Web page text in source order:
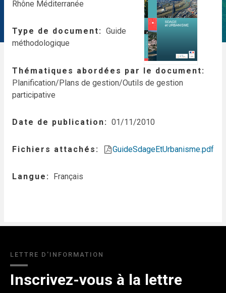
Rhône Méditerranée
Type de document
Guide
méthodologique
Thématiques abordées par le document
Planification/Plans de gestion/Outils de gestion
participative
Date de publication 01/11/2010
Fichiers attachés GuideSdageEtUrbanisme.pdf
Langue Français
LETTRE D'INFORMATION
Inscrivez-vous à la lettre